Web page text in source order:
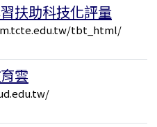
扶助科技化評量
tbt_html/
雲